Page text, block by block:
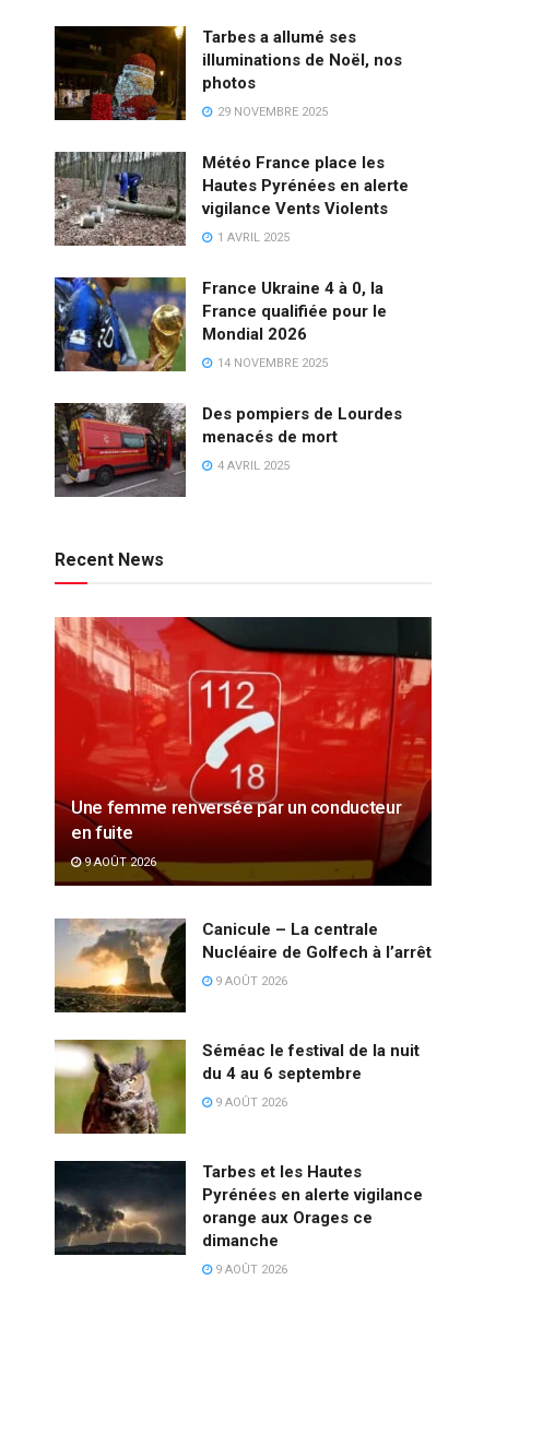
Tarbes a allumé ses
illuminations de Noël, nos
photos
29 NOVEMBRE 2025
Météo France place les
Hautes Pyrénées en alerte
vigilance Vents Violents
1 AVRIL 2025
France Ukraine 4 à 0, la
France qualifiée pour le
Mondial 2026
14 NOVEMBRE 2025
Des pompiers de Lourdes
menacés de mort
4 AVRIL 2025
Recent News
Une femme renversée par un conducteur
en fuite
9 AOÛT 2026
Canicule – La centrale
Nucléaire de Golfech à l’arrêt
9 AOÛT 2026
Séméac le festival de la nuit
du 4 au 6 septembre
9 AOÛT 2026
Tarbes et les Hautes
Pyrénées en alerte vigilance
orange aux Orages ce
dimanche
9 AOÛT 2026